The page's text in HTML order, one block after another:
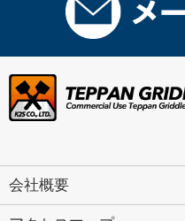
会社概要